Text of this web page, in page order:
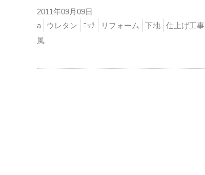
2011年09月09日
a
ウレタン ﾆｯﾁ リフォーム 下地 仕上げ工事
風